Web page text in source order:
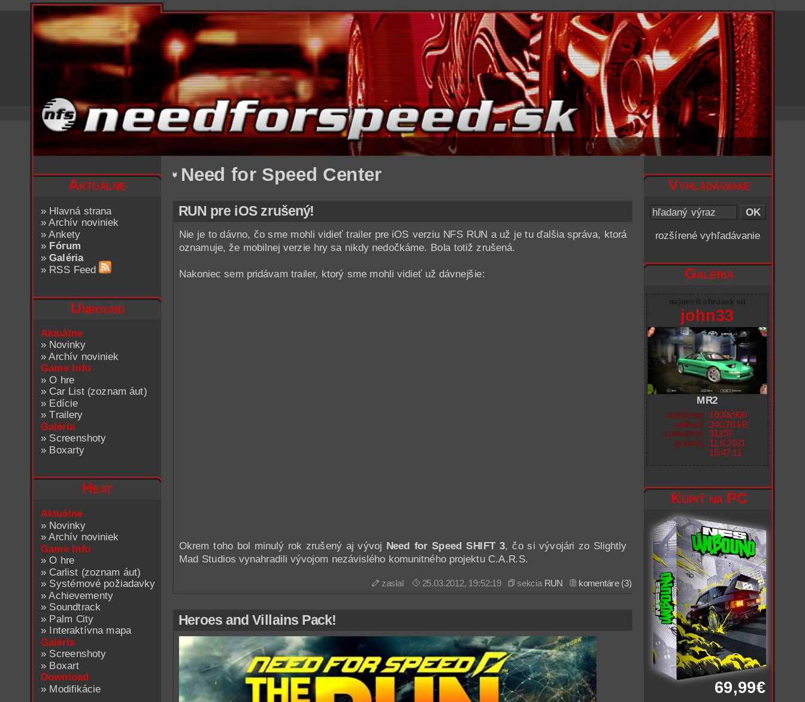
Aktuálne
» Hlavná strana
»Archív noviniek
»Ankety
» Fórum
»Galéria
» RSS Feed
Unbound
Aktuálne
» Novinky
»Archív noviniek
Game Info
»O hre
» Car List (zoznam áut)
» Edície
»Trailery
Galéria
» Screenshoty
» Boxarty
Heat
Aktuálne
» Novinky
»Archív noviniek
Game Info
»O hre
» Carlist (zoznam áut)
» Systémové požiadavky
»Achievementy
» Soundtrack
» Palm City
» Interaktívna mapa
Galéria
» Screenshoty
» Boxart
Download
» Modifikácie
Vyhľadávanie
rozšírené vyhľadávanie
Galéria
john33
MR2
rozlíšenie
veľkosť
zobrazení
pridané
1600x900
340,76 kB
31237
11.8.2021
15:47:11
Kúpiť na PC
69,99€
Need for Speed Center
RUN pre iOS zrušený!
Nie je to dávno, čo sme mohli vidieť trailer pre iOS verziu NFS RUN a už je tu ďalšia správa, ktorá
oznamuje, že mobilnej verzie hry sa nikdy nedočkáme. Bola totiž zrušená.
Nakoniec sem pridávam trailer, ktorý sme mohli vidieť už dávnejšie:
Okrem toho bol minulý rok zrušený aj vývoj Need for Speed SHIFT 3, čo si vývojári zo Slightly
Mad Studios vynahradili vývojom nezávislého komunitného projektu C.A.R.S.
zaslal 25.03.2012, 19:52:19 sekcia RUN komentáre (3)
Heroes and Villains Pack!